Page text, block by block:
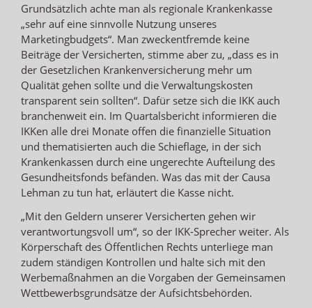
Grundsätzlich achte man als regionale Krankenkasse
„sehr auf eine sinnvolle Nutzung unseres
Marketingbudgets“. Man zweckentfremde keine
Beiträge der Versicherten, stimme aber zu, „dass es in
der Gesetzlichen Krankenversicherung mehr um
Qualität gehen sollte und die Verwaltungskosten
transparent sein sollten“. Dafür setze sich die IKK auch
branchenweit ein. Im Quartalsbericht informieren die
IKKen alle drei Monate offen die finanzielle Situation
und thematisierten auch die Schieflage, in der sich
Krankenkassen durch eine ungerechte Aufteilung des
Gesundheitsfonds befänden. Was das mit der Causa
Lehman zu tun hat, erläutert die Kasse nicht.
„Mit den Geldern unserer Versicherten gehen wir
verantwortungsvoll um“, so der IKK-Sprecher weiter. Als
Körperschaft des Öffentlichen Rechts unterliege man
zudem ständigen Kontrollen und halte sich mit den
Werbemaßnahmen an die Vorgaben der Gemeinsamen
Wettbewerbsgrundsätze der Aufsichtsbehörden.